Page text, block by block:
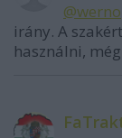
@werno
irány. A
használni,